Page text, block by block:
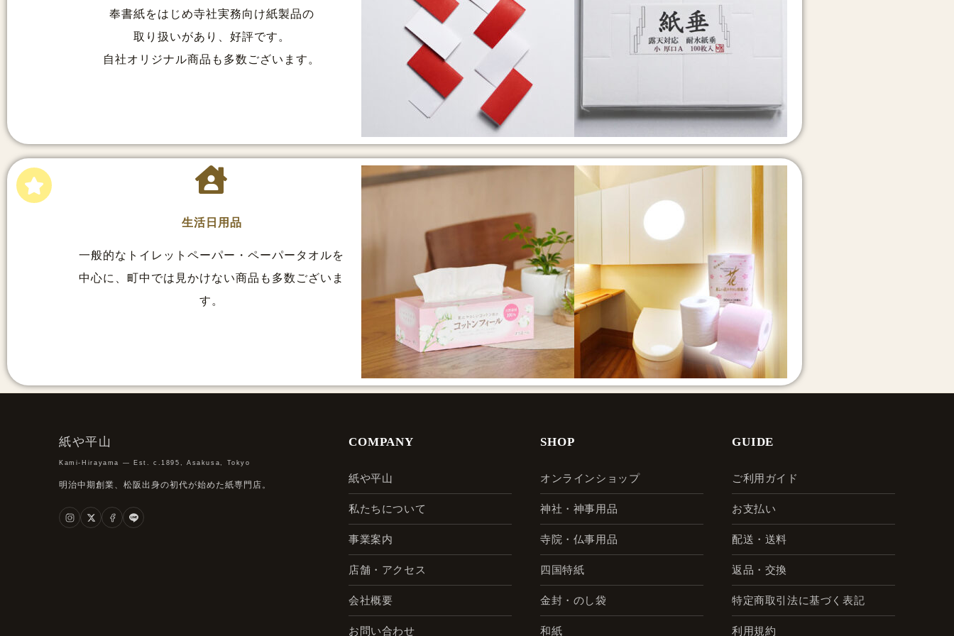
奉書紙をはじめ寺社実務向け紙製品の
取り扱いがあり、好評です。
自社オリジナル商品も多数ございます。
生活日用品
一般的なトイレットペーパー・ペーパータオルを
中心に、町中では見かけない商品も多数ございま
す。
紙や平山
Kami-Hirayama — Est. c.1895, Asakusa, Tokyo
明治中期創業、松阪出身の初代が始めた紙専門店。
COMPANY
紙や平山
私たちについて
事業案内
店舗・アクセス
会社概要
お問い合わせ
SHOP
オンラインショップ
神社・神事用品
寺院・仏事用品
四国特紙
金封・のし袋
和紙
GUIDE
ご利用ガイド
お支払い
配送・送料
返品・交換
特定商取引法に基づく表記
利用規約